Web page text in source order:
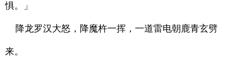
惧。」
降龙罗汉大怒，降魔杵一挥，一道雷电朝鹿青玄劈
来。